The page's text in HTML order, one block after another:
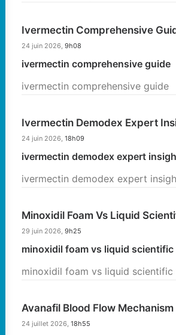
Ivermectin Comprehensive
24 juin 2026, 9h08
ivermectin comprehensive guide
ivermectin comprehensive guide
Ivermectin Demodex Expert
24 juin 2026, 18h09
ivermectin demodex expert
ivermectin demodex expert
Minoxidil Foam Vs Liquid
29 juin 2026, 9h25
minoxidil foam vs liquid scientific
minoxidil foam vs liquid scientific
Avanafil Blood Flow Mechanism
24 juillet 2026, 18h55